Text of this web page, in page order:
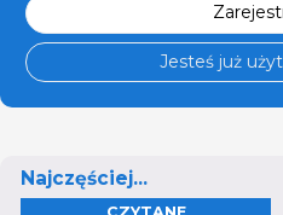
Jesteś już
Najczęściej...